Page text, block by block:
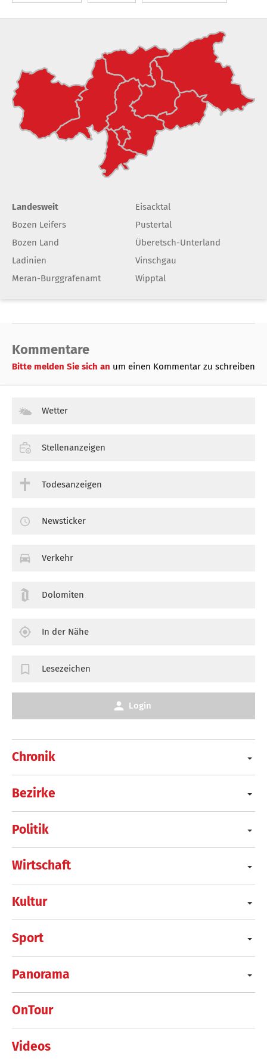
Landesweit
Bozen Leifers
Bozen Land
Ladinien
Meran-Burggrafenamt
Eisacktal
Pustertal
Überetsch-Unterland
Vinschgau
Wipptal
Kommentare
Bitte melden Sie sich an um einen Kommentar zu schreiben
Chronik
Bezirke
Politik
Wirtschaft
Kultur
Sport
Panorama
OnTour
Videos
Wetter
Stellenanzeigen
Todesanzeigen
Newsticker
Verkehr
Dolomiten
In der Nähe
Lesezeichen
Login